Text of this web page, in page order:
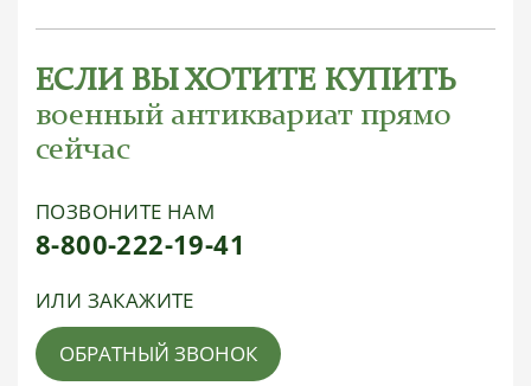
ЕСЛИ ВЫ ХОТИТЕ КУПИТЬ
военный антиквариат прямо
сейчас
ПОЗВОНИТЕ НАМ
8-800-222-19-41
ИЛИ ЗАКАЖИТЕ
ОБРАТНЫЙ ЗВОНОК